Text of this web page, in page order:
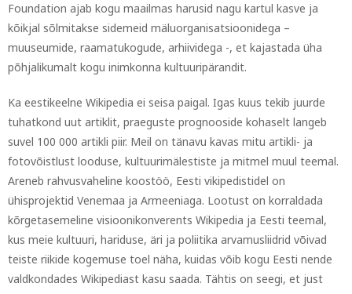
Foundation ajab kogu maailmas harusid nagu kartul kasve ja
kõikjal sõlmitakse sidemeid mäluorganisatsioonidega –
muuseumide, raamatukogude, arhiividega -, et kajastada üha
põhjalikumalt kogu inimkonna kultuuripärandit.
Ka eestikeelne Wikipedia ei seisa paigal. Igas kuus tekib juurde
tuhatkond uut artiklit, praeguste prognooside kohaselt langeb
suvel 100 000 artikli piir. Meil on tänavu kavas mitu artikli- ja
fotovõistlust looduse, kultuurimälestiste ja mitmel muul teemal.
Areneb rahvusvaheline koostöö, Eesti vikipedistidel on
ühisprojektid Venemaa ja Armeeniaga. Lootust on korraldada
kõrgetasemeline visioonikonverents Wikipedia ja Eesti teemal,
kus meie kultuuri, hariduse, äri ja poliitika arvamusliidrid võivad
teiste riikide kogemuse toel näha, kuidas võib kogu Eesti nende
valdkondades Wikipediast kasu saada. Tähtis on seegi, et just